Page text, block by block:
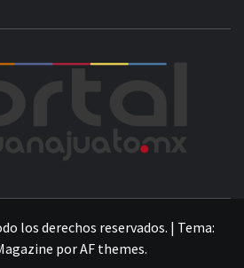
los derechos reservados. | Tema:
porAF themes.